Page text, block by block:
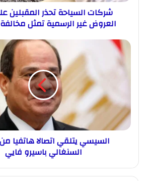
شركات السياحة تحذر المقبلين
العروض غير الرسمية تمثل
السيسي يتلقي اتصالا هاتفيا
السنغالي باسيرو فايي